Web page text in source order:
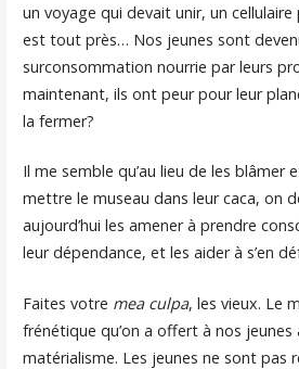
un voyage qui devait unir, un cellulaire
est tout près… Nos jeunes sont
surconsommation nourrie par leurs
maintenant, ils ont peur pour leur
la fermer?
Il me semble qu’au lieu de les blâmer
mettre le museau dans leur caca, on
aujourd’hui les amener à prendre
leur dépendance, et les aider à s’en
Faites votre mea culpa, les vieux. Le
frénétique qu’on a offert à nos jeunes
matérialisme. Les jeunes ne sont pas